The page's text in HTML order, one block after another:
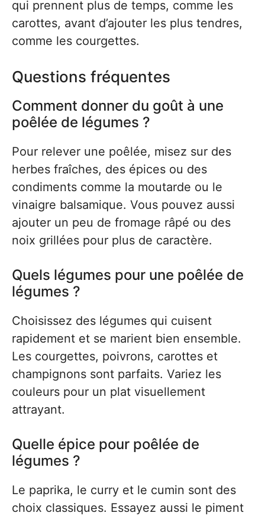
qui prennent plus de temps, comme les
carottes, avant d’ajouter les plus tendres,
comme les courgettes.
Questions fréquentes
Comment donner du goût à une
poêlée de légumes ?
Pour relever une poêlée, misez sur des
herbes fraîches, des épices ou des
condiments comme la moutarde ou le
vinaigre balsamique. Vous pouvez aussi
ajouter un peu de fromage râpé ou des
noix grillées pour plus de caractère.
Quels légumes pour une poêlée de
légumes ?
Choisissez des légumes qui cuisent
rapidement et se marient bien ensemble.
Les courgettes, poivrons, carottes et
champignons sont parfaits. Variez les
couleurs pour un plat visuellement
attrayant.
Quelle épice pour poêlée de
légumes ?
Le paprika, le curry et le cumin sont des
choix classiques. Essayez aussi le piment